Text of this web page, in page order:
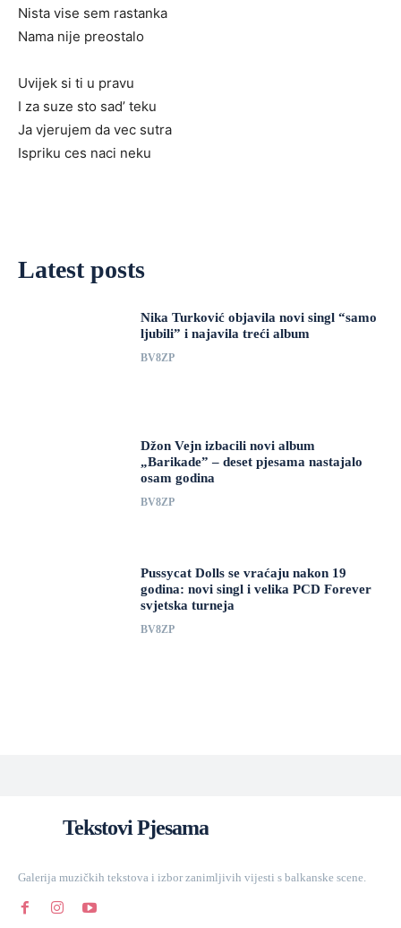
Nista vise sem rastanka
Nama nije preostalo
Uvijek si ti u pravu
I za suze sto sad’ teku
Ja vjerujem da vec sutra
Ispriku ces naci neku
Latest posts
Nika Turković objavila novi singl “samo
ljubili” i najavila treći album
BV8ZP
Džon Vejn izbacili novi album
„Barikade” – deset pjesama nastajalo
osam godina
BV8ZP
Pussycat Dolls se vraćaju nakon 19
godina: novi singl i velika PCD Forever
svjetska turneja
BV8ZP
Tekstovi Pjesama
Galerija muzičkih tekstova i izbor zanimljivih vijesti s balkanske scene.